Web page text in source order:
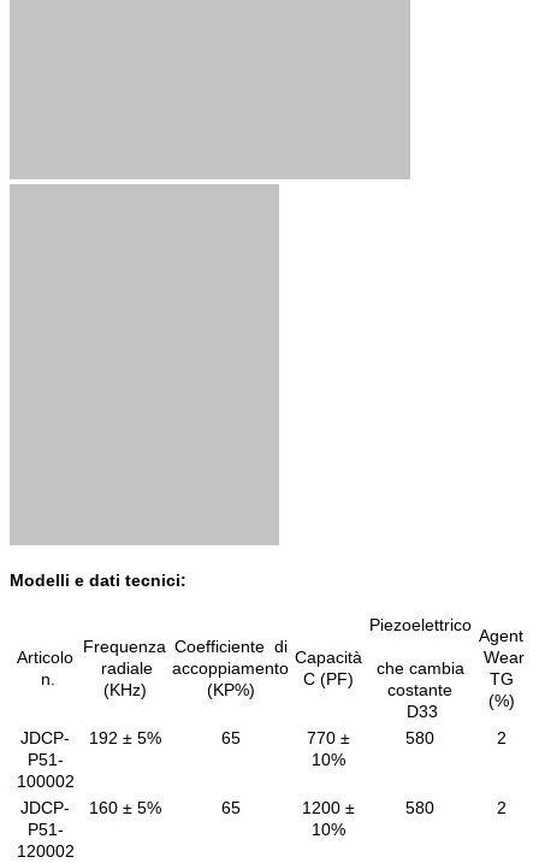
Modelli e dati tecnici:
Articolo
n.
Frequenza
radiale
(KHz)
Coefficiente di
accoppiamento
(KP%)
Capacità
C (PF)
Piezoelettrico
che cambia
costante
D33
Agent
Wear
TG
(%)
JDCP-
P51-
100002
192 ± 5% 65
770 ±
10%
580 2
JDCP-
P51-
120002
160 ± 5% 65
1200 ±
10%
580 2